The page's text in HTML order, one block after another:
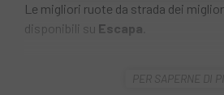
Le migliori ruote da strada dei
disponibili su Escapa
prestazioni in fibra di carbonio nel
PER SAPERNE DI